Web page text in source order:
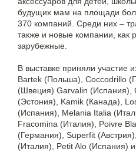
будущих мам на площади
370 компаний. Среди них –
также и новые компании, как
зарубежные.
В выставке приняли участие
Bartek (Польша), Coccodrillo
(Швеция) Garvalin (Испания),
(Эстония), Kamik (Канада),
(Испания), Melania Italia
Fracomina (Италия), Poivre
(Германия), Superfit
(Италия), Petit Alo (Испания)